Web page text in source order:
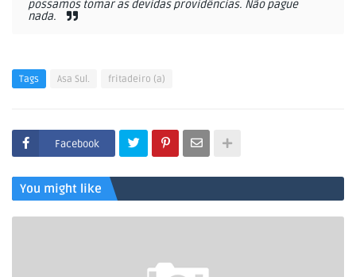
possamos tomar as devidas providências. Não pague
nada.
Tags Asa Sul. fritadeiro (a)
Facebook
You might like